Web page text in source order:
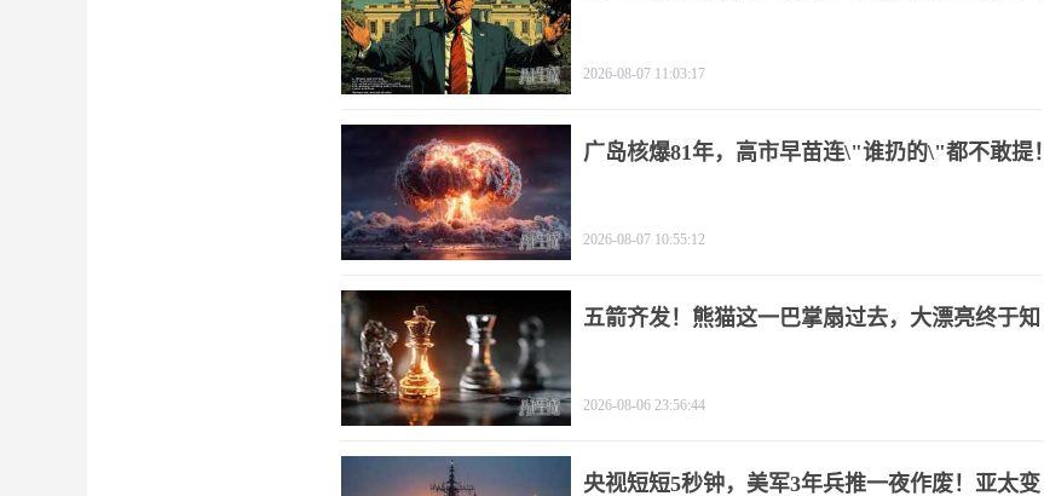
2026-08-07 11:03:17
广岛核爆81年，高市早苗连\"谁扔的\"都不敢提！
2026-08-07 10:55:12
五箭齐发！熊猫这一巴掌扇过去，大漂亮终于知
2026-08-06 23:56:44
央视短短5秒钟，美军3年兵推一夜作废！亚太变